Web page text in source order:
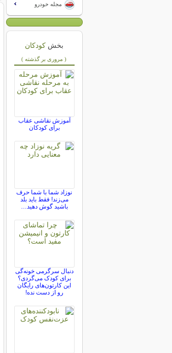
مجله خودرو
بخش کودکان
( مروری بر گذشته )
آموزش نقاشی عقاب
برای کودکان
نوزاد شما با شما حرف
می‌زند! فقط باید بلد
باشید گوش دهید…
دنبال سرگرمی خونه‌گی
برای کودک می‌گردی؟
این کارتون‌های رایگان
رو از دست نده!